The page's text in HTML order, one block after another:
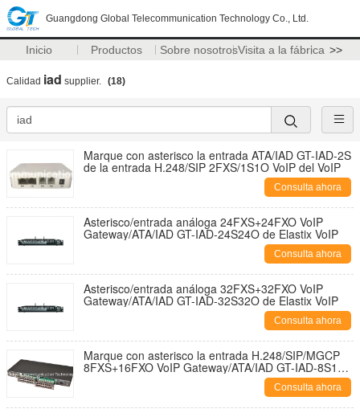
Guangdong Global Telecommunication Technology Co., Ltd.
Inicio Productos Sobre nosotrosVisita a la fábrica >>
Calidad iad supplier. (18)
Marque con asterisco la entrada ATA/IAD GT-IAD-2S
de la entrada H.248/SIP 2FXS/1S1O VoIP del VoIP
Consulta ahora
Asterisco/entrada análoga 24FXS+24FXO VoIP
Gateway/ATA/IAD GT-IAD-24S24O de Elastix VoIP
Consulta ahora
Asterisco/entrada análoga 32FXS+32FXO VoIP
Gateway/ATA/IAD GT-IAD-32S32O de Elastix VoIP
Consulta ahora
Marque con asterisco la entrada H.248/SIP/MGCP
8FXS+16FXO VoIP Gateway/ATA/IAD GT-IAD-8S16O
Consulta ahora